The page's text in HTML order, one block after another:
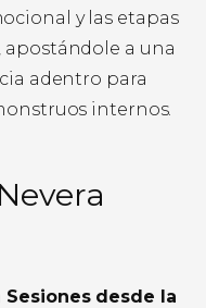
y las etapas
a una
adentro para
internos.
Sesiones desde la